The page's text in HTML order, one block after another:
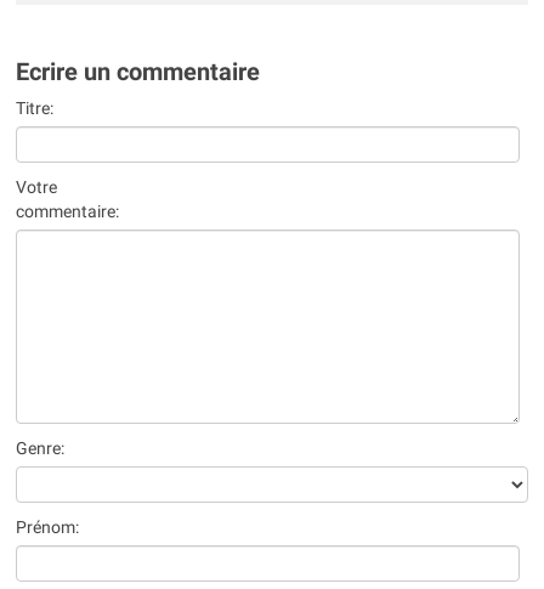
Ecrire un commentaire
Titre:
Votre
commentaire:
Genre:
Prénom: